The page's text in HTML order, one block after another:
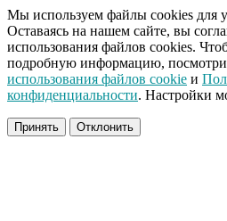
всё, что я подарил —
Patriot и THAAD»
i
Забывший о
патриотизме
Плющенко отправляет
сына выступать за
Азербайджан
Мы используем файлы cookies для
Оставаясь на нашем сайте, вы
использования файлов cookies.
подробную информацию,
использования файлов cookie и
конфиденциальности. Настройки
Принять Отклонить